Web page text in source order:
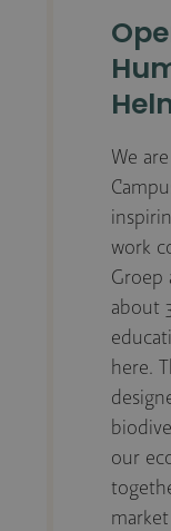
We
work
Groep
about
here.
our